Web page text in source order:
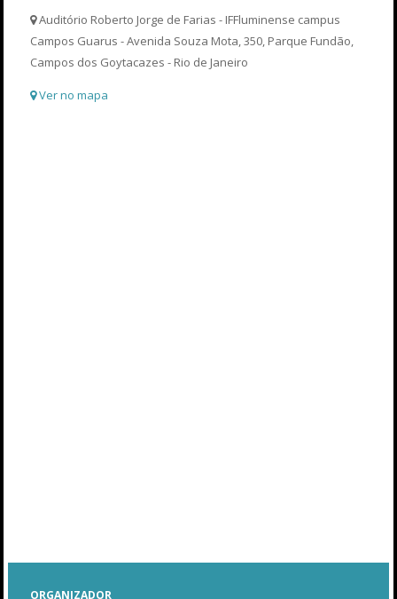
Auditório Roberto Jorge de Farias - IFFluminense campus
Campos Guarus - Avenida Souza Mota, 350, Parque Fundão,
Campos dos Goytacazes - Rio de Janeiro
Ver no mapa
ORGANIZADOR